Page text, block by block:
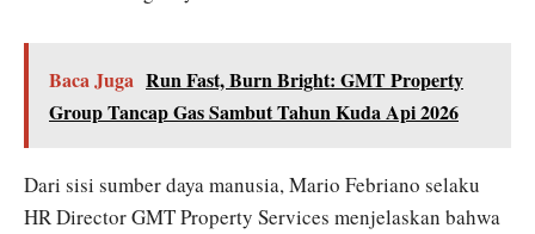
Baca Juga Run Fast, Burn Bright: GMT Property
Group Tancap Gas Sambut Tahun Kuda Api 2026
Dari sisi sumber daya manusia, Mario Febriano selaku
HR Director GMT Property Services menjelaskan bahwa